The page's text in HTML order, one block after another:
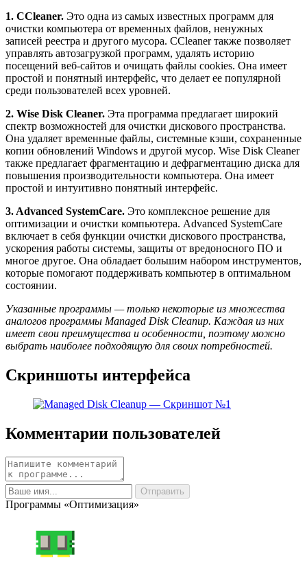
1. CCleaner. Это одна из самых известных программ для
очистки компьютера от временных файлов, ненужных
записей реестра и другого мусора. CCleaner также позволяет
управлять автозагрузкой программ, удалять историю
посещений веб-сайтов и очищать файлы cookies. Она имеет
простой и понятный интерфейс, что делает ее популярной
среди пользователей всех уровней.
2. Wise Disk Cleaner. Эта программа предлагает широкий
спектр возможностей для очистки дискового пространства.
Она удаляет временные файлы, системные кэши, сохраненные
копии обновлений Windows и другой мусор. Wise Disk Cleaner
также предлагает фрагментацию и дефрагментацию диска для
повышения производительности компьютера. Она имеет
простой и интуитивно понятный интерфейс.
3. Advanced SystemCare. Это комплексное решение для
оптимизации и очистки компьютера. Advanced SystemCare
включает в себя функции очистки дискового пространства,
ускорения работы системы, защиты от вредоносного ПО и
многое другое. Она обладает большим набором инструментов,
которые помогают поддерживать компьютер в оптимальном
состоянии.
Указанные программы — только некоторые из множества
аналогов программы Managed Disk Cleanup. Каждая из них
имеет свои преимущества и особенности, поэтому можно
выбрать наиболее подходящую для своих потребностей.
Скриншоты интерфейса
Комментарии пользователей
Программы «Оптимизация»